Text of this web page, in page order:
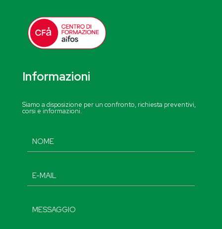
Informazioni
Siamo a disposizione per un confronto, richiesta preventivi,
corsi e informazioni.